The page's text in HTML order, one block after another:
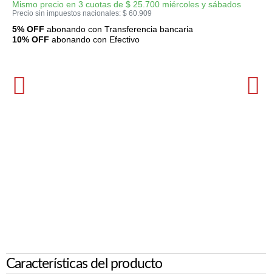
Mismo precio en 3 cuotas de $ 25.700 miércoles y sábados
Precio sin impuestos nacionales: $ 60.909
5% OFF abonando con Transferencia bancaria
10% OFF abonando con Efectivo
Características del producto